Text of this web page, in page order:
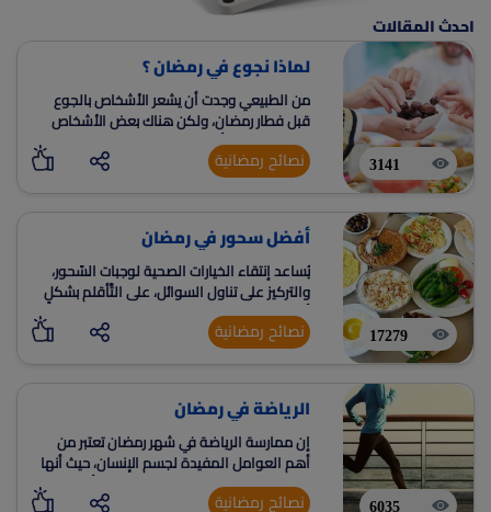
احدث المقالات
3141
لماذا نجوع في رمضان ؟
من الطبيعي وجدت أن يشعر الأشخاص بالجوع
قبل فطار رمضان، ولكن هناك بعض الأشخاص
الذين يشعرون بأنه يزداد شعورهم بالجوع بشكل
مفرط بعد الإفطار
نصائح رمضانية
17279
أفضل سحور في رمضان
يُساعد إنتقاء الخيارات الصحية لوجبات السّحور،
والتركيز على تناول السوائل، على التَّأقلم بشكلٍ
أفضل مع الصيام، وتزويد الجسم بالطاقة اللازمة
طوال فترة الصيام
نصائح رمضانية
6035
الرياضة في رمضان
إن ممارسة الرياضة في شهر رمضان تعتبر من
أهم العوامل المفيدة لجسم الإنسان، حيث أنها
تكسبه الحيوية والنشاط بالإضافة إلى أنها تعطيه
الرشاقة
نصائح رمضانية